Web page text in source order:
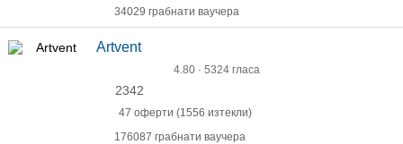
34029 грабнати ваучера
Artvent
4.80 · 5324 гласа
2342
47 оферти (1556 изтекли)
176087 грабнати ваучера